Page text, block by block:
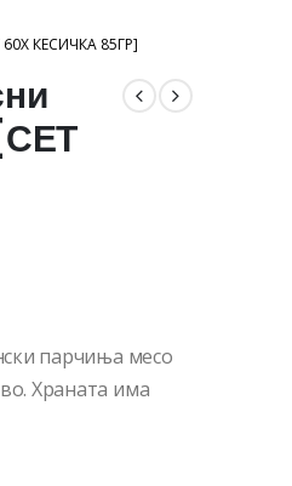
КЕСИЧКА 85ГР]
парчиња месо
Храната има